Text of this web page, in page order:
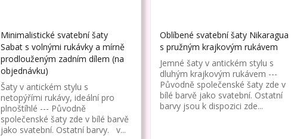
Minimalistické svatební šaty
Sabat s volnými rukávky a mírně
prodlouženým zadním dílem (na
objednávku)
Šaty v antickém stylu s
netopýřími rukávy, ideální pro
plnoštíhlé --- Původně
společenské šaty zde v bílé barvě
jako svatební. Ostatní barvy. v...
Oblíbené svatební šaty Nikaragua
s pružným krajkovým rukávem
Jemné šaty v antickém stylu s
dluhým krajkovým rukávem ---
Původně společenské šaty zde v
bílé barvě jako svatební. Ostatní
barvy jsou k dispozici zde...